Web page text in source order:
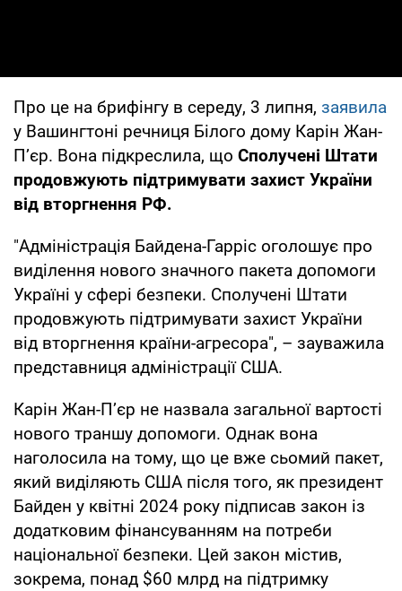
Про це на брифінгу в середу, 3 липня, заявила
у Вашингтоні речниця Білого дому Карін Жан-
П’єр. Вона підкреслила, що Сполучені Штати
продовжують підтримувати захист України
від вторгнення РФ.
"Адміністрація Байдена-Гарріс оголошує про
виділення нового значного пакета допомоги
Україні у сфері безпеки. Сполучені Штати
продовжують підтримувати захист України
від вторгнення країни-агресора", – зауважила
представниця адміністрації США.
Карін Жан-П’єр не назвала загальної вартості
нового траншу допомоги. Однак вона
наголосила на тому, що це вже сьомий пакет,
який виділяють США після того, як президент
Байден у квітні 2024 року підписав закон із
додатковим фінансуванням на потреби
національної безпеки. Цей закон містив,
зокрема, понад $60 млрд на підтримку